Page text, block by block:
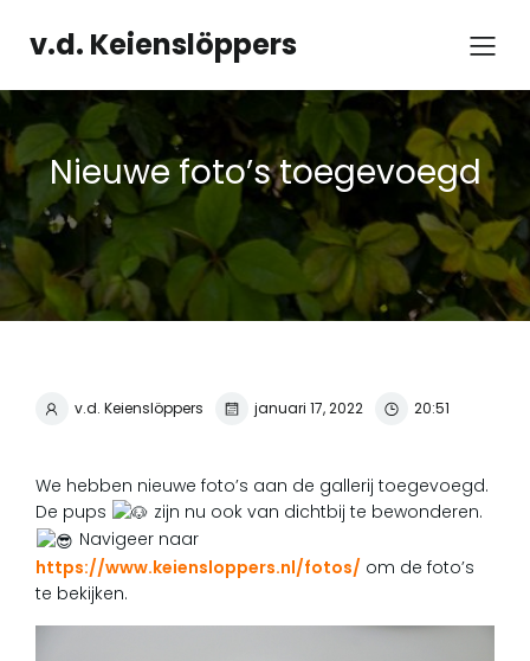
v.d. Keienslöppers
Nieuwe foto’s toegevoegd
v.d. Keienslöppers januari 17, 2022 20:51
We hebben nieuwe foto’s aan de gallerij toegevoegd.
De pups
zijn nu ook van dichtbij te bewonderen.
Navigeer naar
https://www.keiensloppers.nl/fotos/ om de foto’s
te bekijken.